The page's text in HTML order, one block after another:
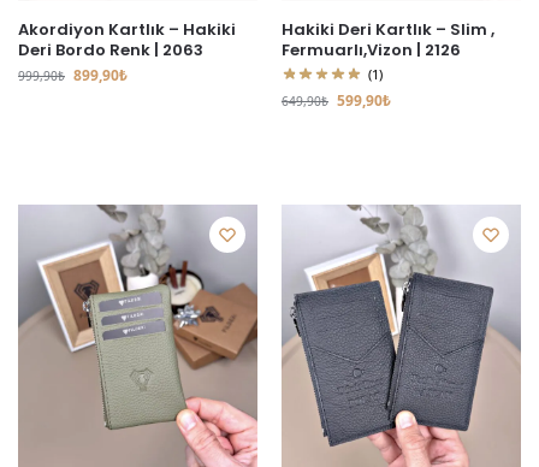
Akordiyon Kartlık – Hakiki
Deri Bordo Renk | 2063
999,90₺ 899,90₺
Hakiki Deri Kartlık – Slim ,
Fermuarlı,Vizon | 2126
(1)
649,90₺ 599,90₺